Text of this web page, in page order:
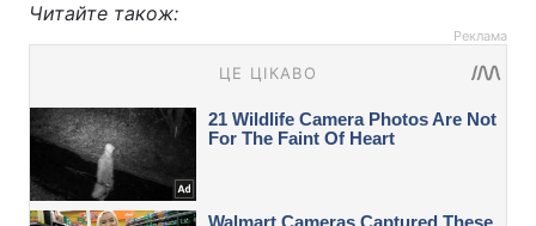
Читайте також:
Реклама